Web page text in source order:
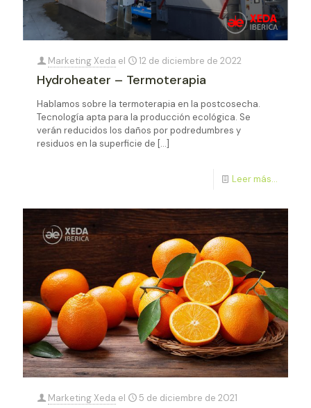
Marketing Xeda el 12 de diciembre de 2022
Hydroheater – Termoterapia
Hablamos sobre la termoterapia en la postcosecha.
Tecnología apta para la producción ecológica. Se
verán reducidos los daños por podredumbres y
residuos en la superficie de […]
Leer más...
Marketing Xeda el 5 de diciembre de 2021